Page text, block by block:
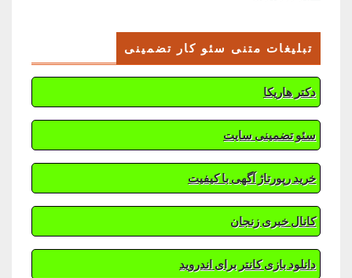
تبلیغات متنی سئو کار تضمینی
دکتر هاریکا
سئو تضمینی سایت
خرید رپورتاژ آگهی با کیفیت
کانال خبری زنجان
دانلود بازی کانتر برای اندروید